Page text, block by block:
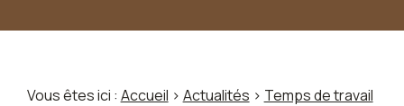
Vous êtes ici : Accueil > Actualités > Temps de travail